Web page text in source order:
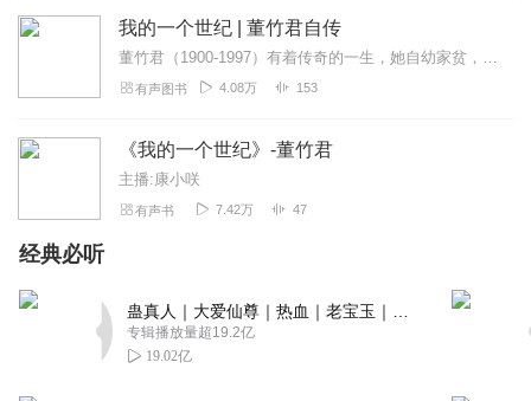
我的一个世纪 | 董竹君自传
董竹君（1900-1997）有着传奇的一生，她自幼家贫，被迫入妓院，后做都督夫人，赴日本留学；又不堪忍受丈夫封建传统思想，毅然离婚；为生计办实业，创立了上海锦江...
有声图书 4.08万 153
《我的一个世纪》-董竹君
主播:康小咲
有声书 7.42万 47
经典必听
专辑播放量超19.2亿
19.02亿